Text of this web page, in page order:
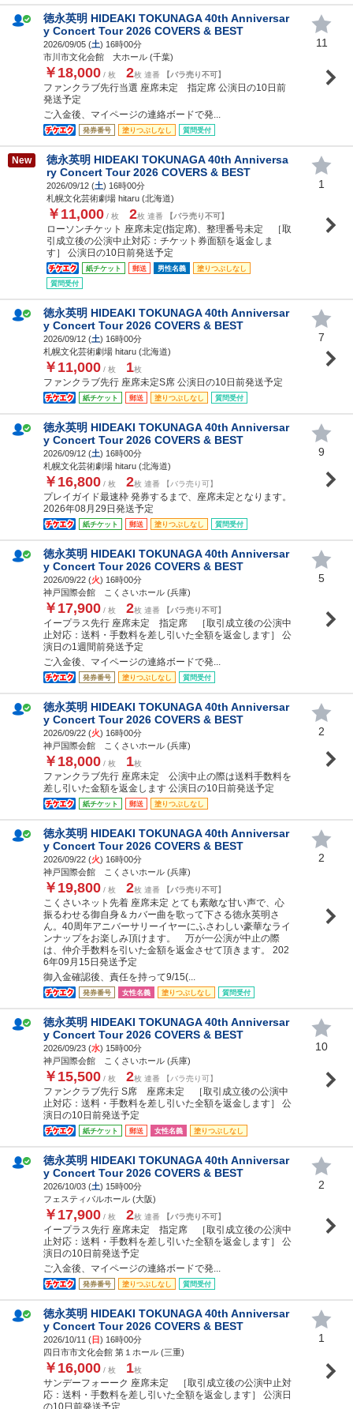
徳永英明 HIDEAKI TOKUNAGA 40th Anniversar
y Concert Tour 2026 COVERS & BEST
2026/09/05 (土) 16時00分
市川市文化会館 大ホール (千葉)
￥18,000 / 枚 2枚 連番 【バラ売り不可】
ファンクラブ先行当選 座席未定 指定席 公演日の10日前
発送予定
ご入金後、マイページの連絡ボードで発...
発券番号 塗りつぶしなし 質問受付
11
New
徳永英明 HIDEAKI TOKUNAGA 40th Anniversa
ry Concert Tour 2026 COVERS & BEST
2026/09/12 (土) 16時00分
札幌文化芸術劇場 hitaru (北海道)
￥11,000 / 枚 2枚 連番 【バラ売り不可】
ローソンチケット 座席未定(指定席)、整理番号未定 ［取
引成立後の公演中止対応：チケット券面額を返金しま
す］ 公演日の10日前発送予定
紙チケット 郵送 男性名義
塗りつぶしなし
質問受付
1
徳永英明 HIDEAKI TOKUNAGA 40th Anniversar
y Concert Tour 2026 COVERS & BEST
2026/09/12 (土) 16時00分
札幌文化芸術劇場 hitaru (北海道)
￥11,000 / 枚 1枚
ファンクラブ先行 座席未定S席 公演日の10日前発送予定
紙チケット 郵送 塗りつぶしなし 質問受付
7
徳永英明 HIDEAKI TOKUNAGA 40th Anniversar
y Concert Tour 2026 COVERS & BEST
2026/09/12 (土) 16時00分
札幌文化芸術劇場 hitaru (北海道)
￥16,800 / 枚 2枚 連番 【バラ売り可】
プレイガイド最速枠 発券するまで、座席未定となります。
2026年08月29日発送予定
紙チケット 郵送 塗りつぶしなし 質問受付
9
徳永英明 HIDEAKI TOKUNAGA 40th Anniversar
y Concert Tour 2026 COVERS & BEST
2026/09/22 (火) 16時00分
神戸国際会館 こくさいホール (兵庫)
￥17,900 / 枚 2枚 連番 【バラ売り不可】
イープラス先行 座席未定 指定席 ［取引成立後の公演中
止対応：送料・手数料を差し引いた全額を返金します］ 公
演日の1週間前発送予定
ご入金後、マイページの連絡ボードで発...
発券番号 塗りつぶしなし 質問受付
5
徳永英明 HIDEAKI TOKUNAGA 40th Anniversar
y Concert Tour 2026 COVERS & BEST
2026/09/22 (火) 16時00分
神戸国際会館 こくさいホール (兵庫)
￥18,000 / 枚 1枚
ファンクラブ先行 座席未定 公演中止の際は送料手数料を
差し引いた金額を返金します 公演日の10日前発送予定
紙チケット 郵送 塗りつぶしなし
2
徳永英明 HIDEAKI TOKUNAGA 40th Anniversar
y Concert Tour 2026 COVERS & BEST
2026/09/22 (火) 16時00分
神戸国際会館 こくさいホール (兵庫)
￥19,800 / 枚 2枚 連番 【バラ売り不可】
こくさいネット先着 座席未定 とても素敵な甘い声で、心
振るわせる御自身＆カバー曲を歌って下さる徳永英明さ
ん。40周年アニバーサリーイヤーにふさわしい豪華なライ
ンナップをお楽しみ頂けます。 万が一公演が中止の際
は、仲介手数料を引いた金額を返金させて頂きます。 202
6年09月15日発送予定
御入金確認後、責任を持って9/15(...
発券番号 女性名義 塗りつぶしなし 質問受付
2
徳永英明 HIDEAKI TOKUNAGA 40th Anniversar
y Concert Tour 2026 COVERS & BEST
2026/09/23 (水) 15時00分
神戸国際会館 こくさいホール (兵庫)
￥15,500 / 枚 2枚 連番 【バラ売り可】
ファンクラブ先行 S席 座席未定 ［取引成立後の公演中
止対応：送料・手数料を差し引いた全額を返金します］ 公
演日の10日前発送予定
紙チケット 郵送 女性名義 塗りつぶしなし
10
徳永英明 HIDEAKI TOKUNAGA 40th Anniversar
y Concert Tour 2026 COVERS & BEST
2026/10/03 (土) 15時00分
フェスティバルホール (大阪)
￥17,900 / 枚 2枚 連番 【バラ売り不可】
イープラス先行 座席未定 指定席 ［取引成立後の公演中
止対応：送料・手数料を差し引いた全額を返金します］ 公
演日の10日前発送予定
ご入金後、マイページの連絡ボードで発...
発券番号 塗りつぶしなし 質問受付
2
徳永英明 HIDEAKI TOKUNAGA 40th Anniversar
y Concert Tour 2026 COVERS & BEST
2026/10/11 (日) 16時00分
四日市市文化会館 第１ホール (三重)
￥16,000 / 枚 1枚
サンデーフォーーク 座席未定 ［取引成立後の公演中止対
応：送料・手数料を差し引いた全額を返金します］ 公演日
の10日前発送予定
1